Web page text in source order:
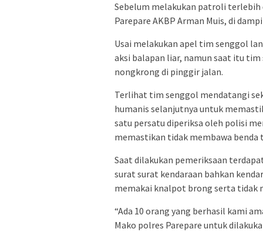
Sebelum melakukan patroli terlebih
Parepare AKBP Arman Muis, di
Usai melakukan apel tim senggol
aksi balapan liar, namun saat itu
nongkrong di pinggir jalan.
Terlihat tim senggol mendatangi
humanis selanjutnya untuk
satu persatu diperiksa oleh polisi
memastikan tidak membawa
Saat dilakukan pemeriksaan
surat surat kendaraan bahkan
memakai knalpot brong serta tidak
“Ada 10 orang yang berhasil kami
Mako polres Parepare untuk